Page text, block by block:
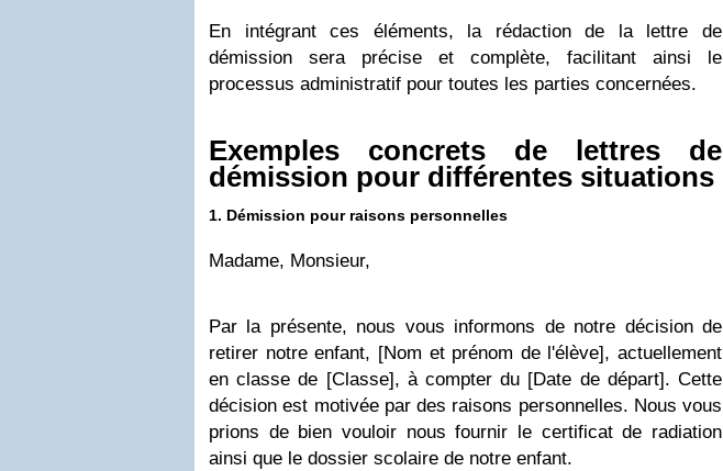
En intégrant ces éléments, la rédaction de la lettre de
démission sera précise et complète, facilitant ainsi le
processus administratif pour toutes les parties concernées.
Exemples concrets de lettres de
démission pour différentes situations
1. Démission pour raisons personnelles
Madame, Monsieur,
Par la présente, nous vous informons de notre décision de
retirer notre enfant, [Nom et prénom de l'élève], actuellement
en classe de [Classe], à compter du [Date de départ]. Cette
décision est motivée par des raisons personnelles. Nous vous
prions de bien vouloir nous fournir le certificat de radiation
ainsi que le dossier scolaire de notre enfant.